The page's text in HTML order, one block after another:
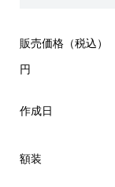
販売価格（税込）
円
作成日
額装